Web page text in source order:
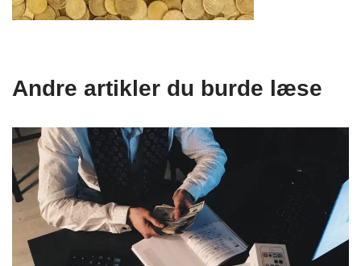
Andre artikler du burde læse